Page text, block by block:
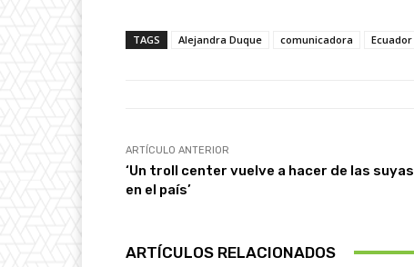
TAGS Alejandra Duque comunicadora Ecuador
ARTÍCULO ANTERIOR
‘Un troll center vuelve a hacer de las suyas
en el país’
ARTÍCULOS RELACIONADOS